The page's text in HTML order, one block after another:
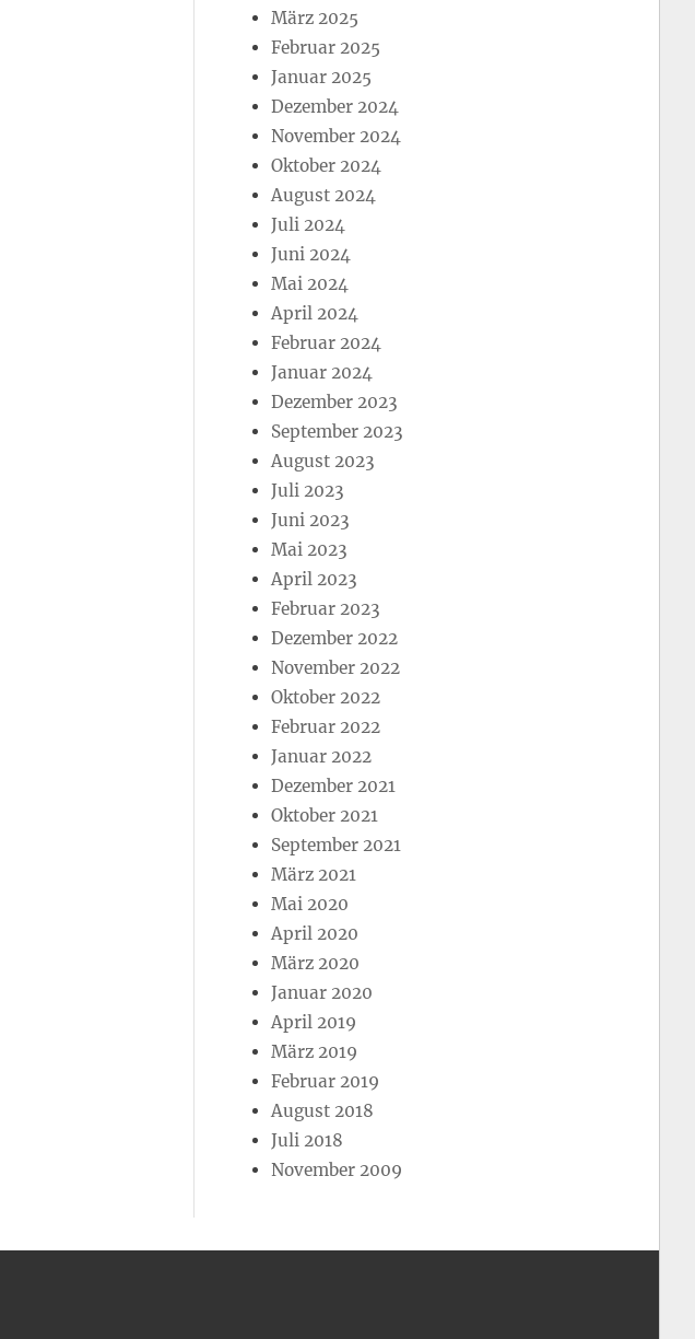
März 2025
Februar 2025
Januar 2025
Dezember 2024
November 2024
Oktober 2024
August 2024
Juli 2024
Juni 2024
Mai 2024
April 2024
Februar 2024
Januar 2024
Dezember 2023
September 2023
August 2023
Juli 2023
Juni 2023
Mai 2023
April 2023
Februar 2023
Dezember 2022
November 2022
Oktober 2022
Februar 2022
Januar 2022
Dezember 2021
Oktober 2021
September 2021
März 2021
Mai 2020
April 2020
März 2020
Januar 2020
April 2019
März 2019
Februar 2019
August 2018
Juli 2018
November 2009